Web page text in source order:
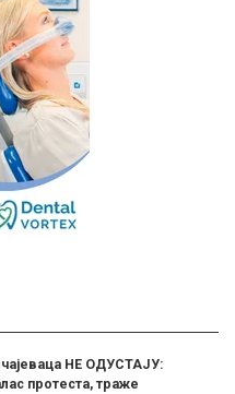
НЕ ОДУСТАЈУ:
протеста, траже